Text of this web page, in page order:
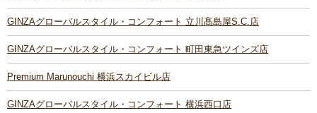
GINZAグローバルスタイル・コンフォート 立川髙島屋S.C.店
GINZAグローバルスタイル・コンフォート 町田東急ツインズ店
Premium Marunouchi 横浜スカイビル店
GINZAグローバルスタイル・コンフォート 横浜西口店